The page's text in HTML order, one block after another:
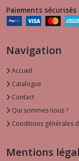
Paiements sécurisés
Navigation
Accueil
Catalogue
Contact
Qui sommes nous ?
Conditions générales
Mentions